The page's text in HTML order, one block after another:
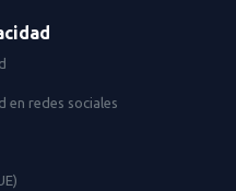
en redes sociales